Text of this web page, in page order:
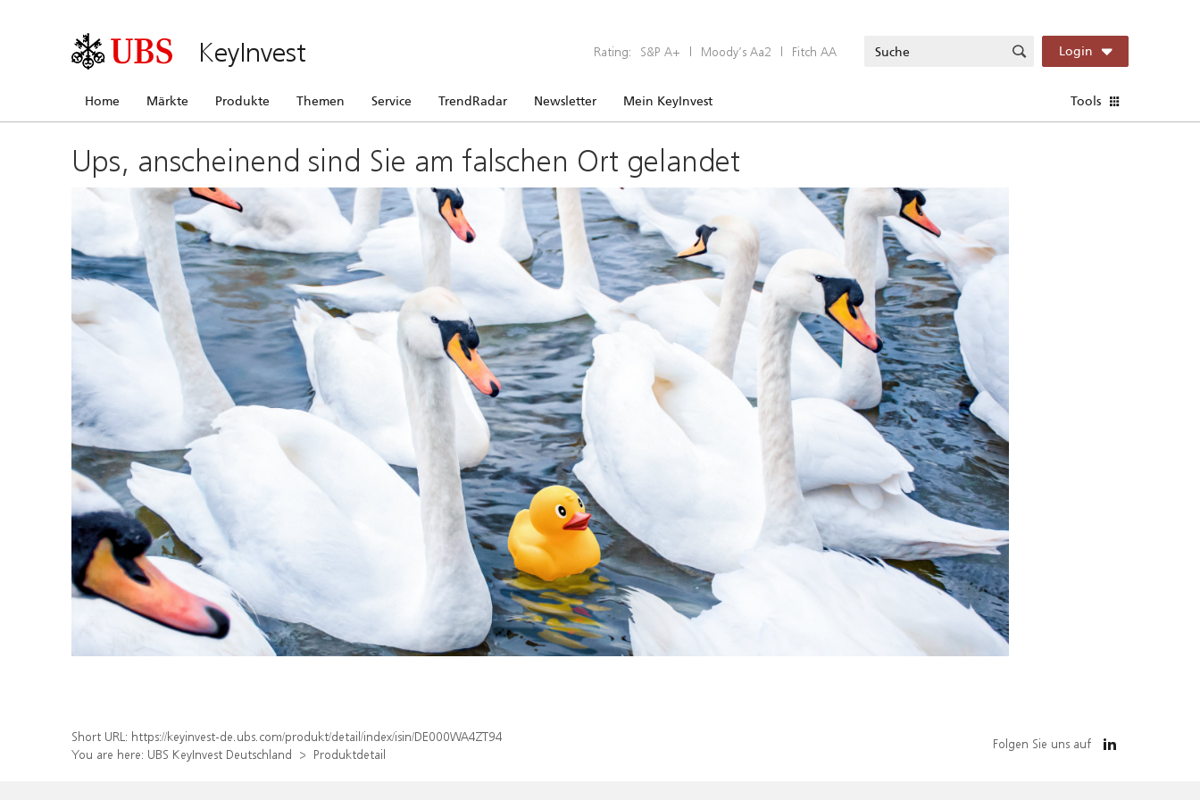
KeyInvest Rating: S&P A+ | Moody’s Aa2 | Fitch AA Login
Home Märkte Produkte Themen Service TrendRadar Newsletter Mein KeyInvest Tools
Ups, anscheinend sind Sie am falschen Ort gelandet
Short URL: https://keyinvest-de.ubs.com/produkt/detail/index/isin/DE000WA4ZT94
You are here: UBS KeyInvest Deutschland Produktdetail
Folgen Sie uns auf